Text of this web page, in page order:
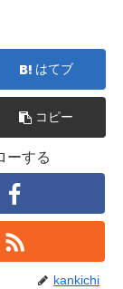
はてブ
コピー
ーする
kankichi